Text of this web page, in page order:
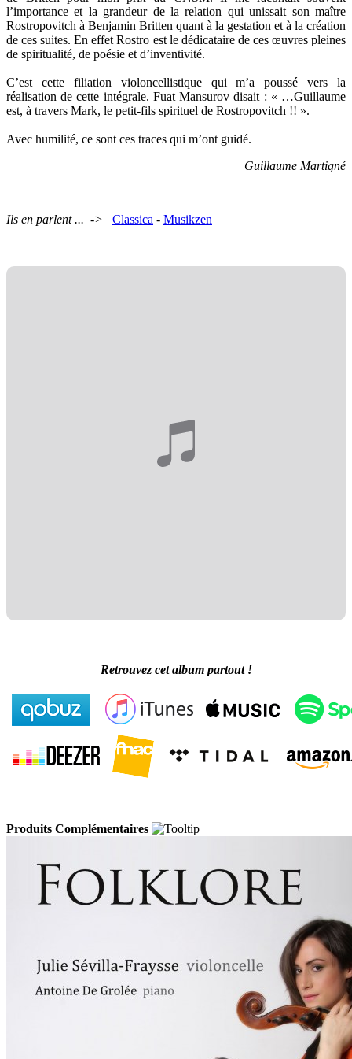
l’importance et la grandeur de la relation qui unissait son maître
Rostropovitch à Benjamin Britten quant à la gestation et à la création
de ces suites. En effet Rostro est le dédicataire de ces œuvres pleines
de spiritualité, de poésie et d’inventivité.
C’est cette filiation violoncellistique qui m’a poussé vers la
réalisation de cette intégrale. Fuat Mansurov disait : « …Guillaume
est, à travers Mark, le petit-fils spirituel de Rostropovitch !! ».
Avec humilité, ce sont ces traces qui m’ont guidé.
Guillaume Martigné
Ils en parlent ... -> Classica - Musikzen
Retrouvez cet album partout !
Produits Complémentaires